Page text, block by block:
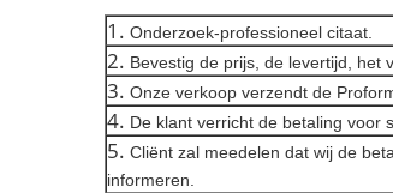
1. Onderzoek-professioneel citaat.
2. Bevestig de prijs, de levertijd, het
3. Onze verkoop verzendt de
4. De klant verricht de betaling voor
5. Cliënt zal meedelen dat wij de
informeren.